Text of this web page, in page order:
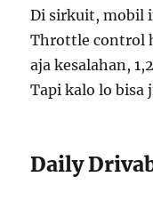
Di sirkuit, mobil
Throttle control
aja kesalahan,
Tapi kalo lo bisa
Daily